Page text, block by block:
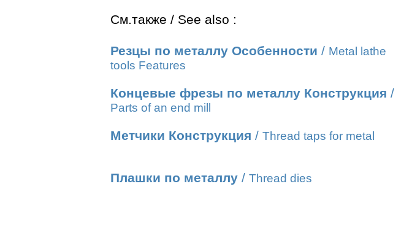
См.также / See also :
Резцы по металлу Особенности / Metal lathe
tools Features
Концевые фрезы по металлу Конструкция /
Parts of an end mill
Метчики Конструкция / Thread taps for metal
Плашки по металлу / Thread dies